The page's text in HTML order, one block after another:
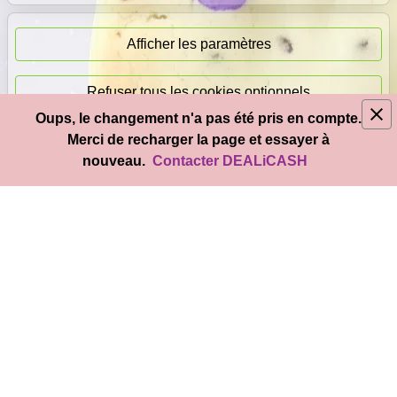
Afficher les paramètres
Refuser tous les cookies optionnels
Accepter tous les cookies
Paiement
immédiat
© 2026 DEALiCASH- Tous droits réservés
Oups, le changement n'a pas été pris en compte.
Merci de recharger la page et essayer à
nouveau. Contacter DEALiCASH